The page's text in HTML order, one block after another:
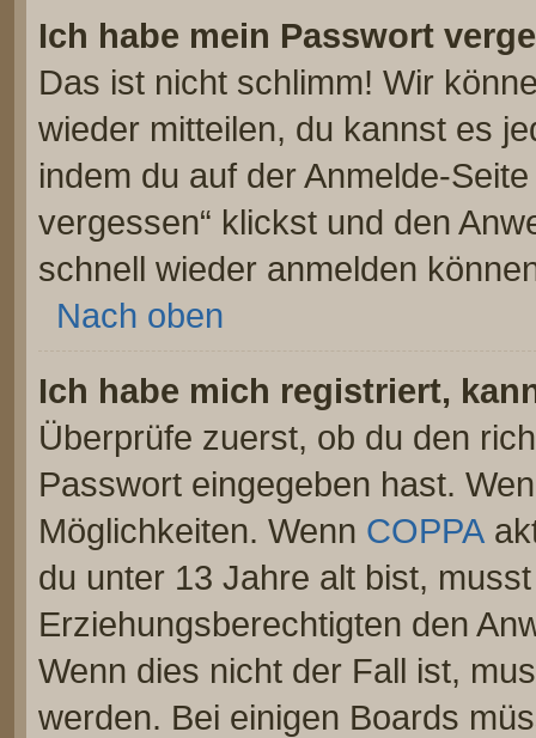
Ich habe mein Passwort
Das ist nicht schlimm! Wir
wieder mitteilen, du kannst es
indem du auf der Anmelde-
vergessen“ klickst und den
schnell wieder anmelden
Nach oben
Ich habe mich registriert,
Überprüfe zuerst, ob du den
Passwort eingegeben hast.
Möglichkeiten. Wenn COPPA
du unter 13 Jahre alt bist,
Erziehungsberechtigten den
Wenn dies nicht der Fall ist,
werden. Bei einigen Boards